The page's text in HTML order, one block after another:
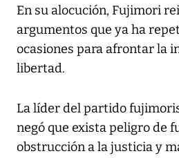
En su alocución, Fujimori
argumentos que ya ha
ocasiones para afrontar la
libertad.
La líder del partido
negó que exista peligro de
obstrucción a la justicia y